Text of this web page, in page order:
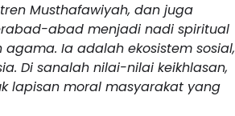
Musthafawiyah, dan juga
abad menjadi nadi spiritual
Ia adalah ekosistem sosial,
Di sanalah nilai-nilai keikhlasan,
lapisan moral masyarakat yang